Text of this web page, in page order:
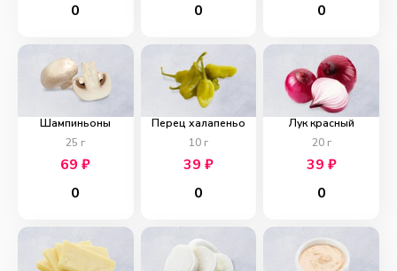
0
0
0
Шампиньоны
25 г
69₽
0
Перец халапеньо
10г
39 ₽
0
Лук красный
20г
39 ₽
0